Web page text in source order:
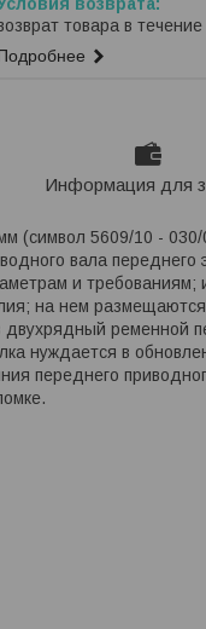
товара в
Информация для
(символ 5609/10 -
вала переднего
и требованиям;
на нем
ременной
нуждается в
переднего